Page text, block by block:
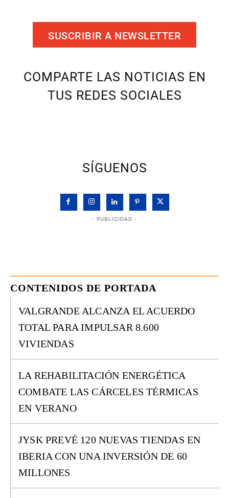
SUSCRIBIR A NEWSLETTER
COMPARTE LAS NOTICIAS EN
TUS REDES SOCIALES
SÍGUENOS
- PUBLICIDAD -
CONTENIDOS DE PORTADA
VALGRANDE ALCANZA EL ACUERDO
TOTAL PARA IMPULSAR 8.600
VIVIENDAS
LA REHABILITACIÓN ENERGÉTICA
COMBATE LAS CÁRCELES TÉRMICAS
EN VERANO
JYSK PREVÉ 120 NUEVAS TIENDAS EN
IBERIA CON UNA INVERSIÓN DE 60
MILLONES